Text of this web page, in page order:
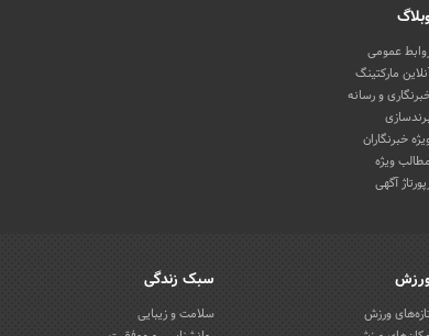
عمومی
مارکتینگ
و رسانه
برندسازی
خبرنگاران
مطالب ویژه
آگهی
تازه‌های ورزش
سبک زندگی
سلامت و زیبایی